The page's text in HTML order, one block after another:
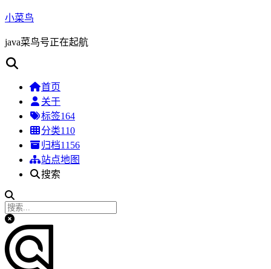
小菜鸟
java菜鸟号正在起航
首页
关于
标签164
分类110
归档1156
站点地图
搜索